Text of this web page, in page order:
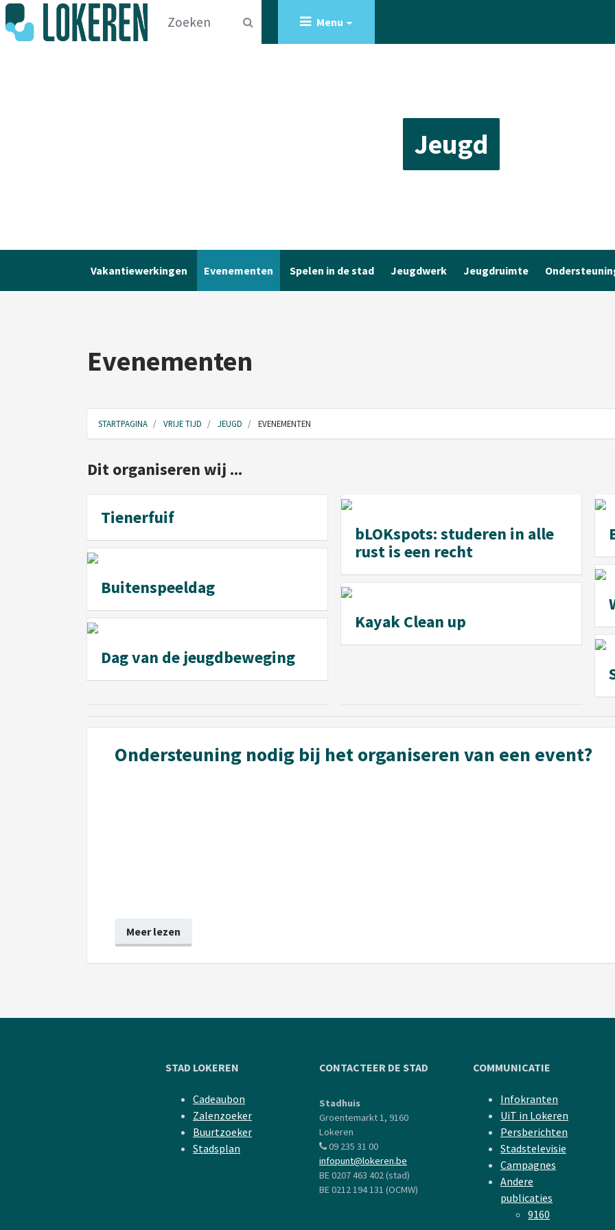
Menu
Jeugd
Vakantiewerkingen Evenementen Spelen in de stad Jeugdwerk Jeugdruimte
Evenementen
STARTPAGINA VRIJE TIJD JEUGD EVENEMENTEN
Dit organiseren wij ...
Tienerfuif
Buitenspeeldag
Dag van de jeugdbeweging
bLOKspots: studeren in alle
rust is een recht
Kayak Clean up
Ondersteuning nodig bij het organiseren van een event?
Meer lezen
STAD LOKEREN
Cadeaubon
Zalenzoeker
Buurtzoeker
Stadsplan
CONTACTEER DE STAD
Stadhuis
Groentemarkt 1, 9160
Lokeren
09 235 31 00
infopunt@lokeren.be
BE 0207 463 402 (stad)
BE 0212 194 131 (OCMW)
COMMUNICATIE
Infokranten
UiT in Lokeren
Persberichten
Stadstelevisie
Campagnes
Andere
publicaties
9160